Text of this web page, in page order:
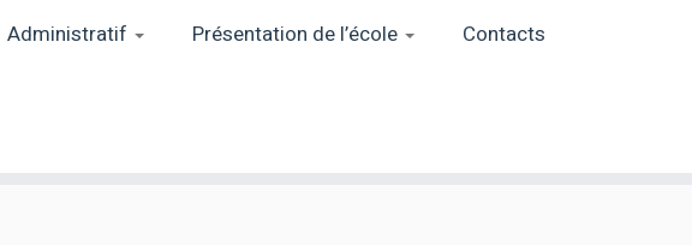
Administratif Présentation de l’école
Contacts